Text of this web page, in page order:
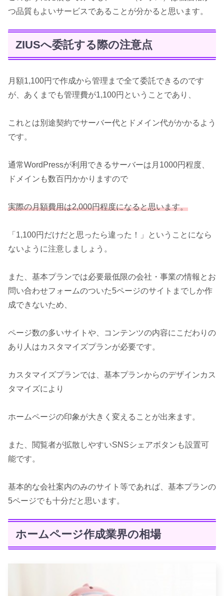
つ品質もよいサービスであることが分かると思います。
ZIUSへ委託する際の注意点
月額1,100円で作成から管理まで全て委託できるのです
が、あくまでも管理費が1,100円ということであり、
これとは別途契約でサーバー代とドメイン代がかかるよう
です。
通常WordPressが利用できるサーバーは月1000円程度、
ドメインも数百円かかりますので
実際の月額費用は2,000円程度になると思います。
「1,100円だけだと思ったら違った！」ということになら
ないように注意しましょう。
また、基本プランでは必要最低限の会社・事業の情報とお
問い合わせフォームのついた5ページのサイトまでしか作
成できないため、
ページ数の多いサイトや、コンテンツの内容にこだわりの
あり人はカスタマイズプランが必要です。
カスタマイズプランでは、基本プランからのデザインカス
タマイズにより
ホームページの印象が大きく変えることが出来ます。
また、閲覧者が拡散しやすいSNSシェアボタンも設置可
能です。
基本的な会社案内のみのサイト等であれば、基本プランの
5ページでも十分だと思います。
ホームページ作成業界の相場